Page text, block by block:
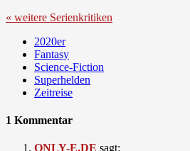
« weitere Serienkritiken
2020er
Fantasy
Science-Fiction
Superhelden
Zeitreise
1 Kommentar
ONLY-E.DE sagt: